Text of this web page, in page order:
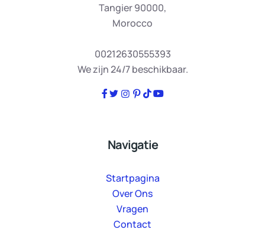
Tangier 90000,
Morocco
00212630555393
We zijn 24/7 beschikbaar.
Navigatie
Startpagina
Over Ons
Vragen
Contact